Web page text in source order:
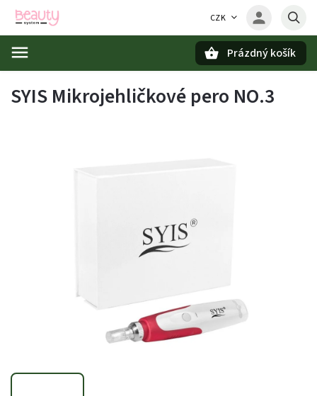
CZK
Prázdný košík
SYIS Mikrojehličkové pero NO.3